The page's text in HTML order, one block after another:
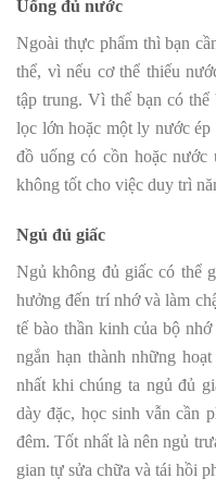
Uống đủ nước
Ngoài thực phẩm thì bạn
thể, vì nếu cơ thể thiếu
tập trung. Vì thế bạn có
lọc lớn hoặc một ly nước ép
đồ uống có cồn hoặc
không tốt cho việc duy trì
Ngủ đủ giấc
Ngủ không đủ giấc có thể
hưởng đến trí nhớ và làm
tế bào thần kinh của bộ
ngắn hạn thành những
nhất khi chúng ta ngủ đủ
dày đặc, học sinh vẫn cần
đêm. Tốt nhất là nên ngủ
gian tự sửa chữa và tái hồi